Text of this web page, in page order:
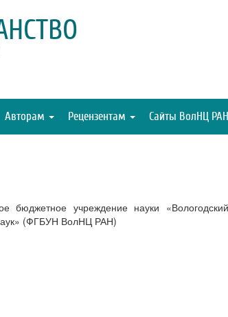
Авторам Рецензентам Сайты ВолНЦ РАН
бюджетное учреждение науки
(ФГБУН ВолНЦ РАН)